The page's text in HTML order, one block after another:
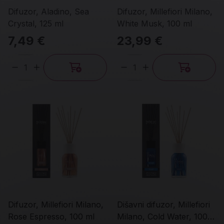
Difuzor, Aladino, Sea
Crystal, 125 ml
7,49 €
Količina
Difuzor, Millefiori Milano,
White Musk, 100 ml
23,99 €
Količina
Difuzor, Millefiori Milano,
Rose Espresso, 100 ml
Dišavni difuzor, Millefiori
Milano, Cold Water, 100